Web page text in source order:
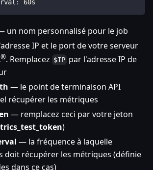
60s
un nom personnalisé pour le job
IP et le port de votre serveur
®. Remplacez $IP par l'adresse IP de
— le point de terminaison API
récupérer les métriques
— remplacez ceci par votre jeton
)
— la fréquence à laquelle
doit récupérer les métriques (définie
dans ce cas)